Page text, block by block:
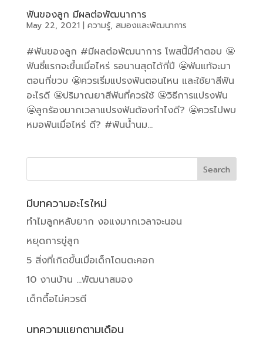
ฟันของลูก มีผลต่อพัฒนาการ
May 22, 2021 | ความรู้, สมองและพัฒนาการ
#ฟันของลูก #มีผลต่อพัฒนาการ โพสนี้มีคำตอบ 😬
ฟันซี่แรกจะขึ้นเมื่อไหร่ รอนานสุดได้กี่ปี 😬ฟันแท้จะมา
ตอนกี่ขวบ 😬ควรเริ่มแปรงฟันตอนไหน และใช้ยาสีฟัน
อะไรดี 😬ปริมาณยาสีฟันที่ควรใช้ 😬วิธีการแปรงฟัน
😬ลูกร้องมากเวลาแปรงฟันต้องทำไงดี? 😬ควรไปพบ
หมอฟันเมื่อไหร่ ดี? #ฟันน้ำนม...
มีบทความอะไรใหม่
ทำไมลูกหลับยาก งอแงมากเวลาจะนอน
หยุดการขู่ลูก
5 สิ่งที่เกิดขึ้นเมื่อเด็กโดนตะคอก
10 งานบ้าน …พัฒนาสมอง
เด็กดื้อไม่ควรตี
บทความแยกตามเดือน